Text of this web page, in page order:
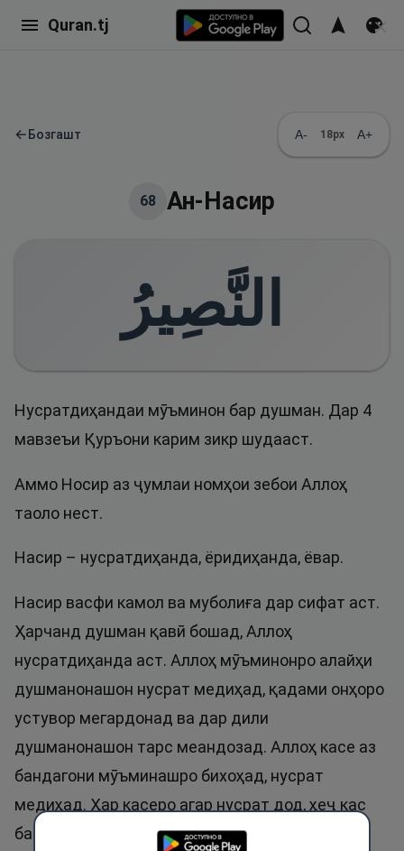
Quran.tj
←Бозгашт A- 18px A+
68 Ан-Насир
النَّصِيرُ
Нусратдиҳандаи мӯъминон бар душман. Дар 4
мавзеъи Қуръони карим зикр шудааст.
Аммо Носир аз ҷумлаи номҳои зебои Аллоҳ
таоло нест.
Насир – нусратдиҳанда, ёридиҳанда, ёвар.
Насир васфи камол ва муболиға дар сифат аст.
Ҳарчанд душман қавӣ бошад, Аллоҳ
нусратдиҳанда аст. Аллоҳ мӯъминонро алайҳи
душманонашон нусрат медиҳад, қадами онҳоро
устувор мегардонад ва дар дили
душманонашон тарс меандозад. Аллоҳ касе аз
бандагони мӯъминашро бихоҳад, нусрат
медиҳад. Ҳар касеро агар нусрат дод, ҳеҷ кас
бар ӯ ғолиб намеояд ва ҳар касеро хор кард,